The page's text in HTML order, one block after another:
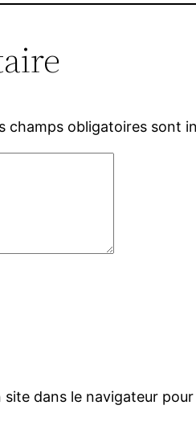
champs obligatoires sont
dans le navigateur